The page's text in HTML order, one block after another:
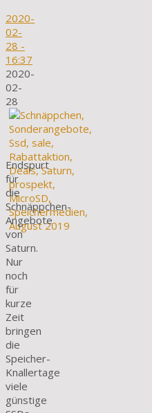
2020-
02-
28 -
16:37
2020-
02-
28
Endspurt
für
die
Schnäppchen-
Angebote
von
Saturn.
Nur
noch
für
kurze
Zeit
bringen
die
Speicher-
Knallertage
viele
günstige